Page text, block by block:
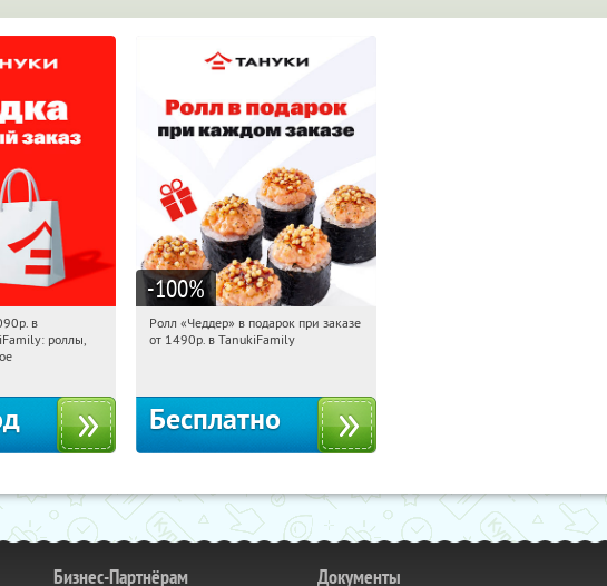
Получили:
в
роллы,
-100%
14:12:49 Получили:108
Ролл «Чеддер» в подарок при заказе
от 1490р. в TanukiFamily
Бесплатно
Бизнес-Партнёрам Документы